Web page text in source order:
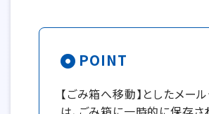
POINT
【ごみ箱へ移動】としたメー